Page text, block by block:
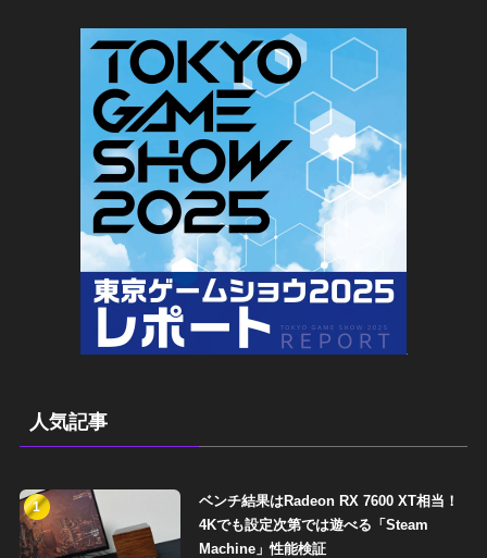
人気記事
1
ベンチ結果はRadeon RX 7600 XT相当！
4Kでも設定次第では遊べる「Steam
Machine」性能検証